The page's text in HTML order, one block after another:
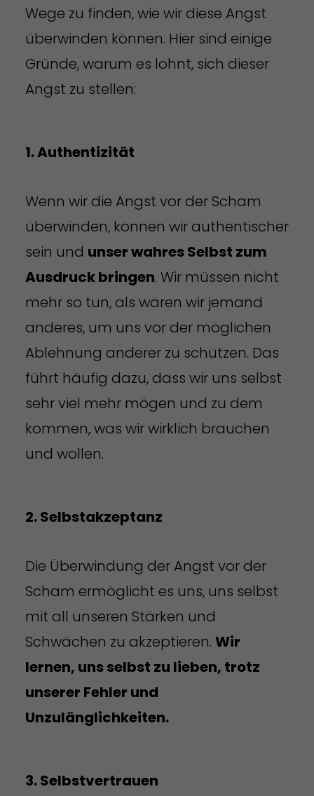
Wege zu finden, wie wir diese Angst
überwinden können. Hier sind einige
Gründe, warum es lohnt, sich dieser
Angst zu stellen:
1. Authentizität
Wenn wir die Angst vor der Scham
überwinden, können wir authentischer
sein und unser wahres Selbst zum
Ausdruck bringen. Wir müssen nicht
mehr so tun, als wären wir jemand
anderes, um uns vor der möglichen
Ablehnung anderer zu schützen. Das
führt häufig dazu, dass wir uns selbst
sehr viel mehr mögen und zu dem
kommen, was wir wirklich brauchen
und wollen.
2. Selbstakzeptanz
Die Überwindung der Angst vor der
Scham ermöglicht es uns, uns selbst
mit all unseren Stärken und
Schwächen zu akzeptieren. Wir
lernen, uns selbst zu lieben, trotz
unserer Fehler und
Unzulänglichkeiten.
3. Selbstvertrauen